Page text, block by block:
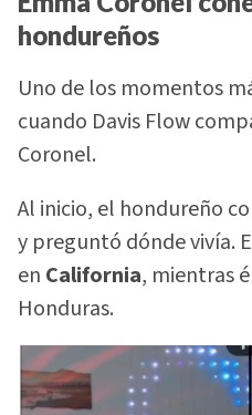
hondureños
Uno de los momentos
cuando Davis Flow
Coronel.
Al inicio, el hondureño
y preguntó dónde vivía.
en California, mientras
Honduras.